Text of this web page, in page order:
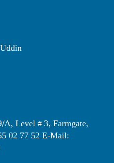
A, Level # 3, Farmgate,
02 77 52 E-Mail: